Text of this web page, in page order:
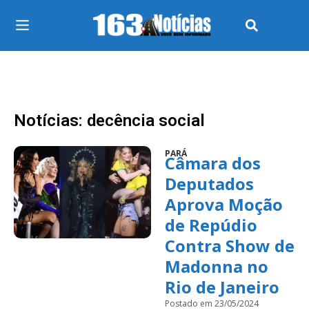
Notícias: decência social
PARÁ
Câmara dos
Deputados
Aprova Moção
de Repúdio
Contra Show de
Madonna no
Rio de Janeiro
Postado em 23/05/2024